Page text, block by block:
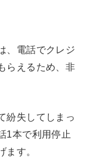
、電話でクレジ
らえるため、非
紛失してしまっ
1本で利用停止
す。